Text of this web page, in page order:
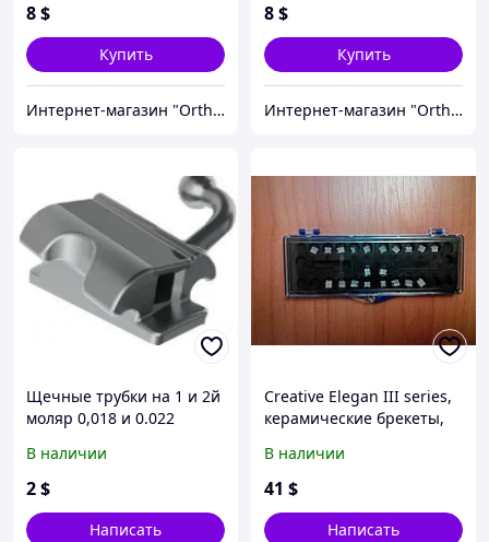
8$
Купить
Интернет-магазин "OrthoWay"
8$
Купить
Интернет-магазин "OrthoWay"
Щечные трубки на 1 и 2й
моляр 0,018 и 0.022
MBT
В наличии
2$
Написать
Creative Elegan III series,
керамические брекеты,
(полн.набор)
В наличии
41 $
Написать